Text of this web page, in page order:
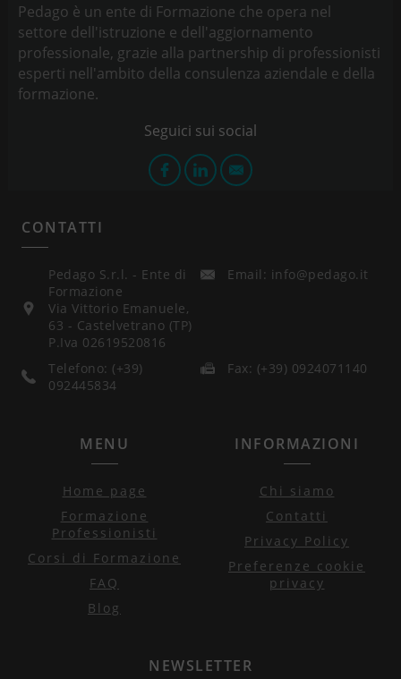
Pedago è un ente di Formazione che opera nel
settore dell'istruzione e dell'aggiornamento
professionale, grazie alla partnership di professionisti
esperti nell'ambito della consulenza aziendale e della
formazione.
CONTATTI
Pedago S.r.l. - Ente di
Formazione
Via Vittorio Emanuele,
63 - Castelvetrano (TP)
P.Iva 02619520816
Email: info@pedago.it
Telefono: (+39)
092445834
Fax: (+39) 0924071140
MENU
Home page
Formazione
Professionisti
Corsi di Formazione
FAQ
Blog
INFORMAZIONI
Chi siamo
Contatti
Privacy Policy
Preferenze cookie
privacy
NEWSLETTER